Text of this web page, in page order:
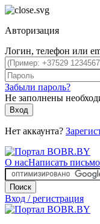
Авторизация
Логин, телефон или
Забыли пароль?
Не заполнены
Вход
Нет аккаунта?
О насНаписать письмо
Поиск
Вход / регистрация